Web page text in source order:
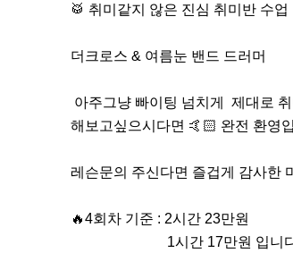
🥁 취미같지 않은 진심 취미반 수업
더크로스 & 여름눈 밴드 드러머
해보고싶으시다면 🤙🏻 완전 환영
레슨문의 주신다면 즐겁게 감사한
🔥4회차 기준 : 2시간 23만원